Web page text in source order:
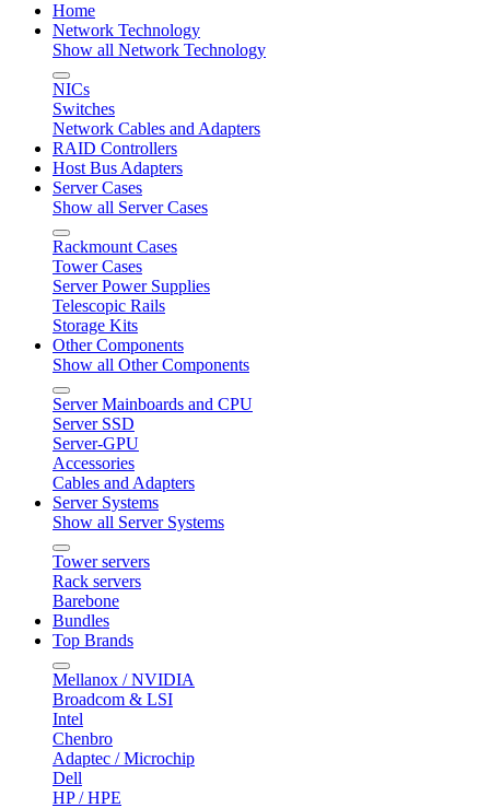
Home
Network Technology
Show all Network Technology
NICs
Switches
Network Cables and Adapters
RAID Controllers
Host Bus Adapters
Server Cases
Show all Server Cases
Rackmount Cases
Tower Cases
Server Power Supplies
Telescopic Rails
Storage Kits
Other Components
Show all Other Components
Server Mainboards and CPU
Server SSD
Server-GPU
Accessories
Cables and Adapters
Server Systems
Show all Server Systems
Tower servers
Rack servers
Barebone
Bundles
Top Brands
Mellanox / NVIDIA
Broadcom & LSI
Intel
Chenbro
Adaptec / Microchip
Dell
HP / HPE